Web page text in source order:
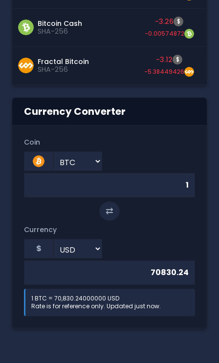
Bitcoin Cash
SHA-256
-3.26 $
-0.00574872
Fractal Bitcoin
SHA-256
-3.12 $
-5.38449426
Currency Converter
Coin
⇄
Currency
$
1 BTC = 70,830.24000000 USD
Rate is for reference only. Updated just now.